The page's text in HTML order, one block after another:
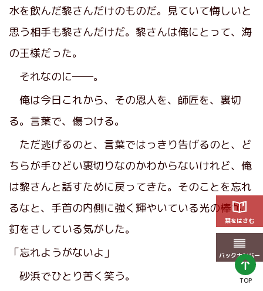
水を飲んだ黎さんだけのものだ。見ていて悔しいと
思う相手も黎さんだけだ。黎さんは俺にとって、海
の王様だった。
それなのに──。
俺は今日これから、その恩人を、師匠を、裏切
る。言葉で、傷つける。
ただ逃げるのと、言葉ではっきり告げるのと、ど
ちらが手ひどい裏切りなのかわからないけれど、俺
は黎さんと話すために戻ってきた。そのことを忘れ
るなと、手首の内側に強く輝やいている光の棒が、
釘をさしている気がした。
「忘れようがないよ」
砂浜でひとり苦く笑う。
栞をはさむ
バックナンバー
TOP